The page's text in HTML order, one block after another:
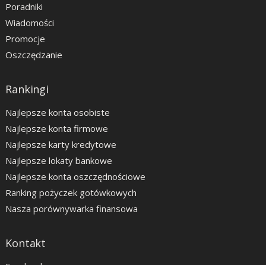
Poradniki
Wiadomości
Promocje
Oszczędzanie
Rankingi
Najlepsze konta osobiste
Najlepsze konta firmowe
Najlepsze karty kredytowe
Najlepsze lokaty bankowe
Najlepsze konta oszczędnościowe
Ranking pożyczek gotówkowych
Nasza porównywarka finansowa
Kontakt